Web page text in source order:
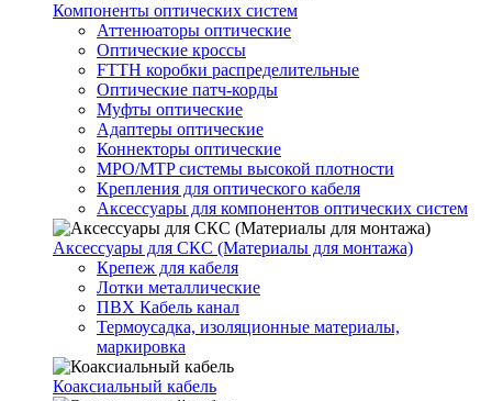
Компоненты оптических систем
Аттенюаторы оптические
Оптические кроссы
FTTH коробки распределительные
Оптические патч-корды
Муфты оптические
Адаптеры оптические
Коннекторы оптические
MPO/MTP системы высокой плотности
Крепления для оптического кабеля
Аксессуары для компонентов оптических систем
Аксессуары для СКС (Материалы для монтажа)
Крепеж для кабеля
Лотки металлические
ПВХ Кабель канал
Термоусадка, изоляционные материалы,
маркировка
Коаксиальный кабель